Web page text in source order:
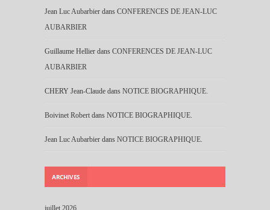
Jean Luc Aubarbier dans CONFERENCES DE JEAN-LUC
AUBARBIER
Guillaume Hellier dans CONFERENCES DE JEAN-LUC
AUBARBIER
CHERY Jean-Claude dans NOTICE BIOGRAPHIQUE.
Boivinet Robert dans NOTICE BIOGRAPHIQUE.
Jean Luc Aubarbier dans NOTICE BIOGRAPHIQUE.
ARCHIVES
juillet 2026